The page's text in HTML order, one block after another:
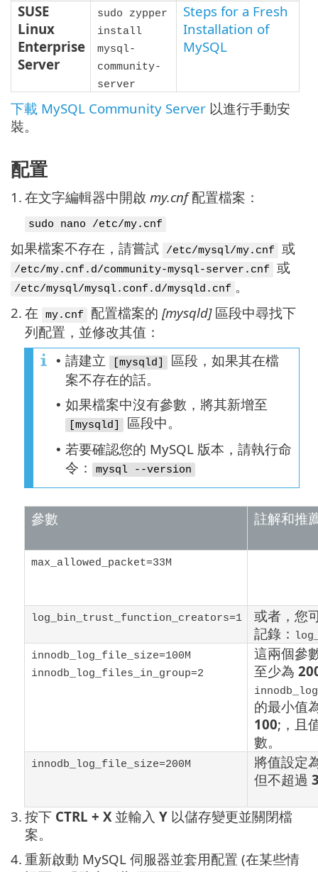
SUSE
Linux
Enterprise
Server
sudo zypper
install
mysql-
community-
server
Steps for a Fresh
Installation of
MySQL
下載 MySQL Community Server 以進行手動安
裝。
配置
1. 在文字編輯器中開啟 my.cnf配置檔案：
sudo nano /etc/my.cnf
如果檔案不存在，請嘗試 /etc/mysql/my.cnf 或
/etc/my.cnf.d/community-mysql-server.cnf 或
/etc/mysql/mysql.conf.d/mysqld.cnf 。
2. 在 my.cnf 配置檔案的 [mysqld]區段中尋找下
列配置，並修改其值：
• 請建立 [mysqld]
區段，如果其在檔
案不存在的話。
• 如果檔案中沒有參數，將其新增至
[mysqld] 區段中。
• 若要確認您的 MySQL 版本，請執行命
令：
mysql --version
參數 註解和推
max_allowed_packet=33M
log_bin_trust_function_creators=1
或者，您
記錄：
innodb_log_file_size=100M
innodb_log_files_in_group=2
這兩個參
至少為
的最小值
100; ，且
數。
innodb_log_file_size=200M
將值設定
但不超過
3. 按下 CTRL + X並輸入 Y 以儲存變更並關閉檔
案。
4. 重新啟動 MySQL 伺服器並套用配置 (在某些情